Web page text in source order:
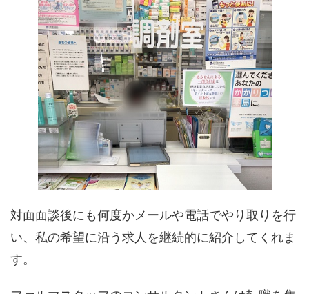
対面面談後にも何度かメールや電話でやり取りを行
い、私の希望に沿う求人を継続的に紹介してくれま
す。